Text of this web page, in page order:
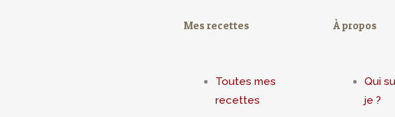
Mes recettes
Toutes mes
recettes
À propos
Qui
je ?